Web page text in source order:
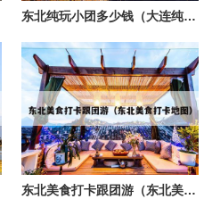
东北纯玩小团多少钱（大连纯玩小团一般多少人）
东北美食打卡跟团游（东北美食打卡地图）